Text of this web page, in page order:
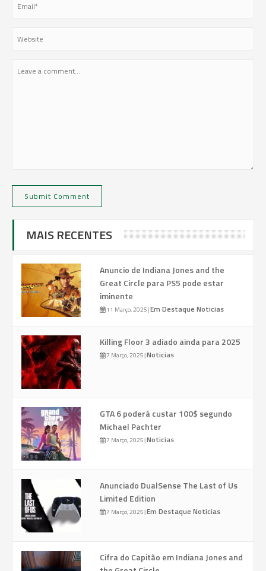
MAIS RECENTES
Anuncio de Indiana Jones and the
Great Circle para PS5 pode estar
iminente
11 Março, 2025|Em Destaque Noticias
Killing Floor 3 adiado ainda para 2025
7 Março, 2025|Noticias
GTA 6 poderá custar 100$ segundo
Michael Pachter
7 Março, 2025|Noticias
Anunciado DualSense The Last of Us
Limited Edition
7 Março, 2025|Em Destaque Noticias
Cifra do Capitão em Indiana Jones and